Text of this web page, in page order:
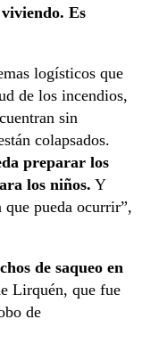
Es
logísticos que
de los incendios,
sin
colapsados.
preparar los
los niños. Y
pueda ocurrir”,
de saqueo en
Lirquén, que fue
de